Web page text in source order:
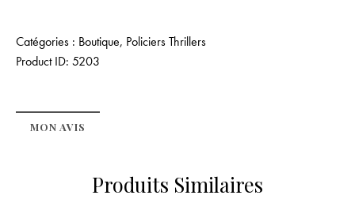
Catégories : Boutique, Policiers Thrillers
Product ID: 5203
MON AVIS
Produits Similaires